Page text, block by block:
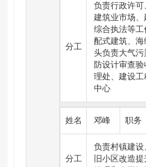
（七）负责监督管
业发展规划、产业
建筑市场主体及中
施，推进建筑业信用
活动、竣工验收的
（八）负责工程建
安全生产、文明施工
安全生产事故的调查
优质工程。
（九）负责全区地震
分工
负责行政许可
建筑业市场
综合执法等
配式建筑、
头负责大气
防设计审查
理处、建设
中心
姓名 邓峰 职务
分工
负责村镇建
旧小区改造